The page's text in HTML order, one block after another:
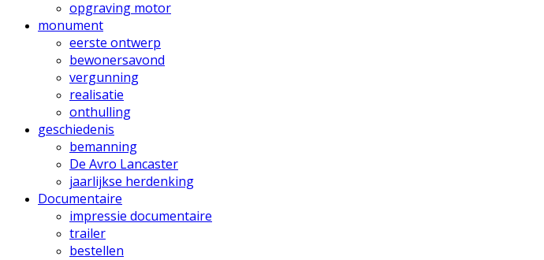
opgraving motor
monument
eerste ontwerp
bewonersavond
vergunning
realisatie
onthulling
geschiedenis
bemanning
De Avro Lancaster
jaarlijkse herdenking
Documentaire
impressie documentaire
trailer
bestellen